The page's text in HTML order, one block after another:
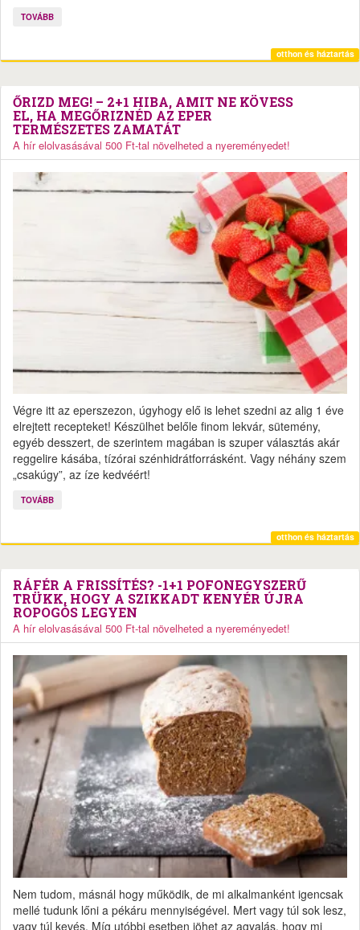
TOVÁBB
otthon és háztartás
ŐRIZD MEG! – 2+1 HIBA, AMIT NE KÖVESS
EL, HA MEGŐRIZNÉD AZ EPER
TERMÉSZETES ZAMATÁT
A hír elolvasásával 500 Ft-tal növelheted a nyereményedet!
Végre itt az eperszezon, úgyhogy elő is lehet szedni az alig 1 éve
elrejtett recepteket! Készülhet belőle finom lekvár, sütemény,
egyéb desszert, de szerintem magában is szuper választás akár
reggelire kásába, tízórai szénhidrátforrásként. Vagy néhány szem
„csakúgy”, az íze kedvéért!
TOVÁBB
otthon és háztartás
RÁFÉR A FRISSÍTÉS? -1+1 POFONEGYSZERŰ
TRÜKK, HOGY A SZIKKADT KENYÉR ÚJRA
ROPOGÓS LEGYEN
A hír elolvasásával 500 Ft-tal növelheted a nyereményedet!
Nem tudom, másnál hogy működik, de mi alkalmanként igencsak
mellé tudunk lőni a pékáru mennyiségével. Mert vagy túl sok lesz,
vagy túl kevés. Míg utóbbi esetben jöhet az agyalás, hogy mi